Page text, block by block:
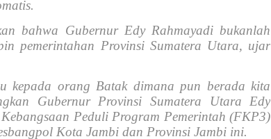
bahwa Gubernur Edy Rahmayadi bukanlah
pemerintahan Provinsi Sumatera Utara, ujar
kepada orang Batak dimana pun berada kita
Gubernur Provinsi Sumatera Utara Edy
Peduli Program Pemerintah (FKP3)
Kota Jambi dan Provinsi Jambi ini.